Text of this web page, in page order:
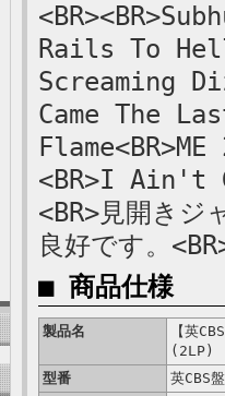
Rails To
Screaming
Came The
<BR>I Ain't
<BR>見開きジ
良好です。
■ 商品仕様
製品名
【英
(2LP)
型番
英CBS